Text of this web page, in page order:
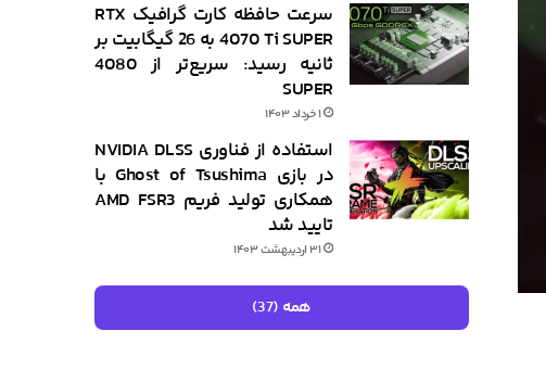
سرعت حافظه کارت گرافیک RTX
4070 Ti SUPER به 26 گیگابیت بر
ثانیه رسید: سریع‌تر از 4080
SUPER
۱ خرداد ۱۴۰۳
استفاده از فناوری NVIDIA DLSS
در بازی Ghost of Tsushima با
همکاری تولید فریم AMD FSR3
تایید شد
۳۱ اردیبهشت ۱۴۰۳
همه (37)